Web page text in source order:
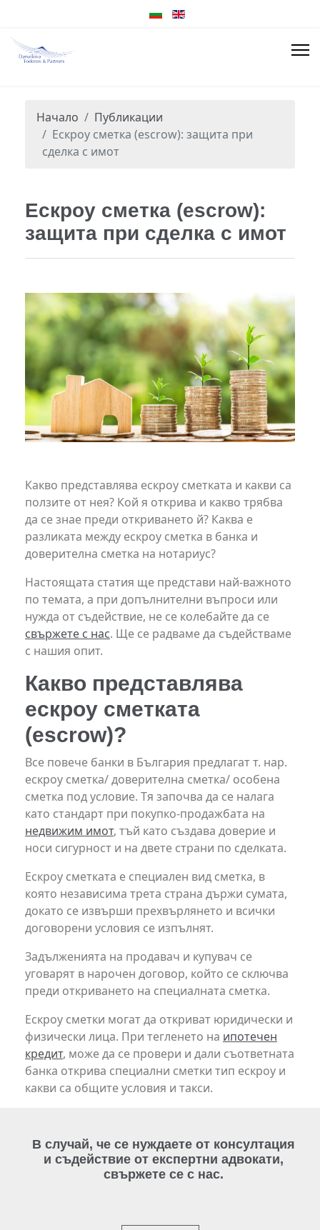
Начало
Публикации
Ескроу сметка (escrow): защита при
сделка с имот
Ескроу сметка (escrow):
защита при сделка с имот
Какво представлява ескроу сметката и какви са
ползите от нея? Кой я открива и какво трябва
да се знае преди откриването й? Каква е
разликата между ескроу сметка в банка и
доверителна сметка на нотариус?
Настоящата статия ще представи най-важното
по темата, а при допълнителни въпроси или
нужда от съдействие, не се колебайте да се
свържете с нас. Ще се радваме да съдействаме
с нашия опит.
Какво представлява
ескроу сметката
(escrow)?
Все повече банки в България предлагат т. нар.
ескроу сметка/ доверителна сметка/ особена
сметка под условие. Тя започва да се налага
като стандарт при покупко-продажбата на
недвижим имот, тъй като създава доверие и
носи сигурност и на двете страни по сделката.
Ескроу сметката е специален вид сметка, в
която независима трета страна държи сумата,
докато се извърши прехвърлянето и всички
договорени условия се изпълнят.
Задълженията на продавач и купувач се
уговарят в нарочен договор, който се сключва
преди откриването на специалната сметка.
Ескроу сметки могат да откриват юридически и
физически лица. При тегленето на ипотечен
кредит, може да се провери и дали съответната
банка открива специални сметки тип ескроу и
какви са общите условия и такси.
В случай, че се нуждаете от консултация
и съдействие от експертни адвокати,
свържете се с нас.